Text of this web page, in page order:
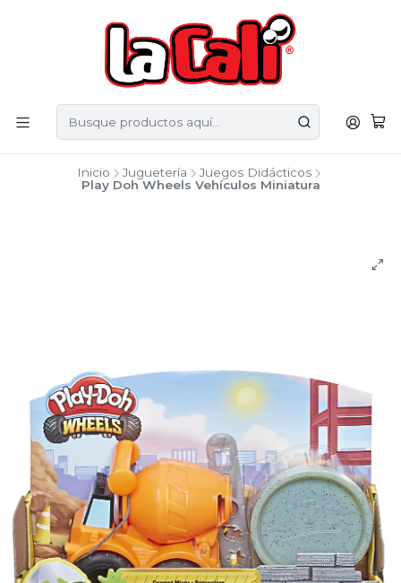
Inicio Juguetería
Juegos Didácticos
Play Doh Wheels Vehículos Miniatura